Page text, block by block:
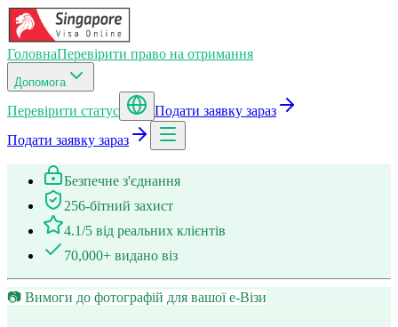
ГоловнаПеревірити право на отримання
Допомога
Перевірити статус
Подати заявку зараз
Подати заявку зараз
Безпечне з'єднання
256-бітний захист
4.1/5 від реальних клієнтів
70,000+ видано віз
📷 Вимоги до фотографій для вашої е-Візи